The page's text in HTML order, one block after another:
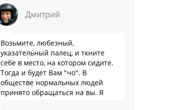
Дмитрий
Возьмите, любезный,
указательный палец, и ткните
себе в место, на котором сидите.
Тогда и будет Вам "чо". В
обществе нормальных людей
принято обращаться на вы. Я